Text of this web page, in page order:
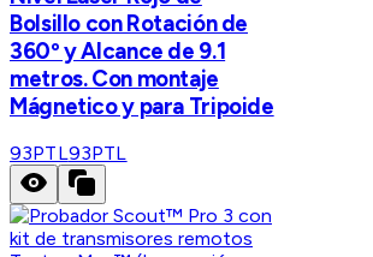
Bolsillo con Rotación de
360º y Alcance de 9.1
metros. Con montaje
Mágnetico y para Tripoide
93PTL93PTL